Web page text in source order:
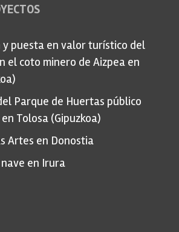
y puesta en valor turístico del
el coto minero de Aizpea en
Parque de Huertas público
Tolosa (Gipuzkoa)
Artes en Donostia
en Irura